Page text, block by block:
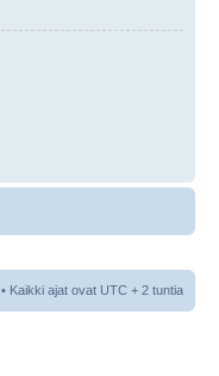
• Kaikki ajat ovat UTC + 2 tuntia